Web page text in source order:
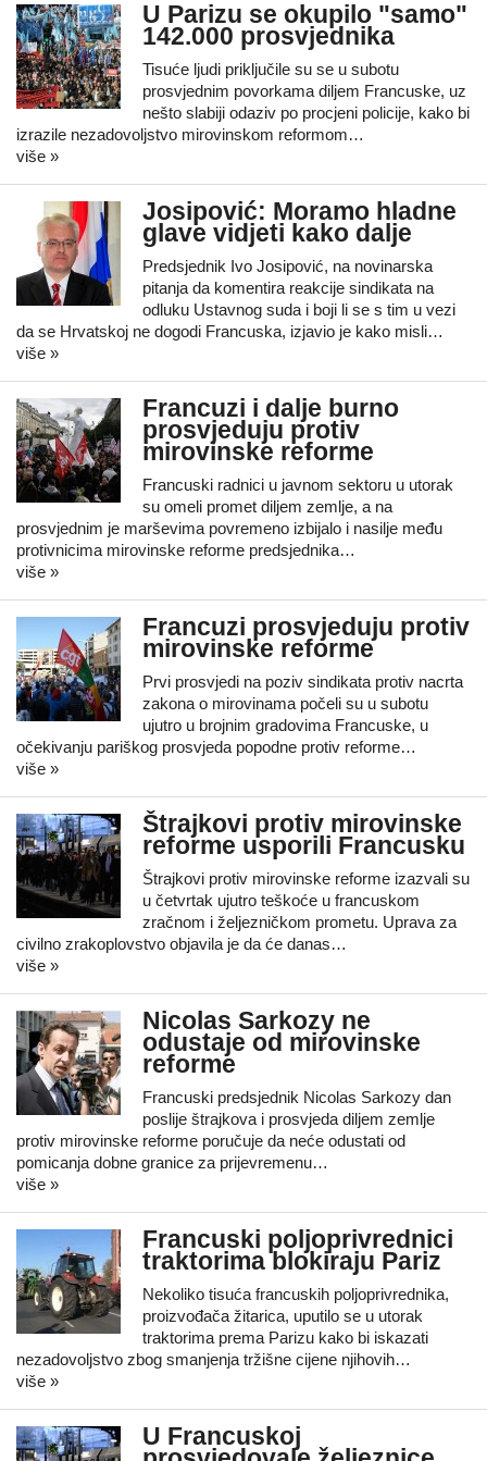
U Parizu se okupilo "samo"
142.000 prosvjednika
Tisuće ljudi priključile su se u subotu
prosvjednim povorkama diljem Francuske, uz
nešto slabiji odaziv po procjeni policije, kako bi
izrazile nezadovoljstvo mirovinskom reformom…
više »
Josipović: Moramo hladne
glave vidjeti kako dalje
Predsjednik Ivo Josipović, na novinarska
pitanja da komentira reakcije sindikata na
odluku Ustavnog suda i boji li se s tim u vezi
da se Hrvatskoj ne dogodi Francuska, izjavio je kako misli…
više »
Francuzi i dalje burno
prosvjeduju protiv
mirovinske reforme
Francuski radnici u javnom sektoru u utorak
su omeli promet diljem zemlje, a na
prosvjednim je marševima povremeno izbijalo i nasilje među
protivnicima mirovinske reforme predsjednika…
više »
Francuzi prosvjeduju protiv
mirovinske reforme
Prvi prosvjedi na poziv sindikata protiv nacrta
zakona o mirovinama počeli su u subotu
ujutro u brojnim gradovima Francuske, u
očekivanju pariškog prosvjeda popodne protiv reforme…
više »
Štrajkovi protiv mirovinske
reforme usporili Francusku
Štrajkovi protiv mirovinske reforme izazvali su
u četvrtak ujutro teškoće u francuskom
zračnom i željezničkom prometu. Uprava za
civilno zrakoplovstvo objavila je da će danas…
više »
Nicolas Sarkozy ne
odustaje od mirovinske
reforme
Francuski predsjednik Nicolas Sarkozy dan
poslije štrajkova i prosvjeda diljem zemlje
protiv mirovinske reforme poručuje da neće odustati od
pomicanja dobne granice za prijevremenu…
više »
Francuski poljoprivrednici
traktorima blokiraju Pariz
Nekoliko tisuća francuskih poljoprivrednika,
proizvođača žitarica, uputilo se u utorak
traktorima prema Parizu kako bi iskazati
nezadovoljstvo zbog smanjenja tržišne cijene njihovih…
više »
U Francuskoj